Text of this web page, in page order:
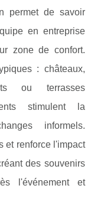
permet de savoir
en entreprise
zone de confort.
: châteaux,
ou terrasses
stimulent la
informels.
et renforce l'impact
des souvenirs
l'événement et